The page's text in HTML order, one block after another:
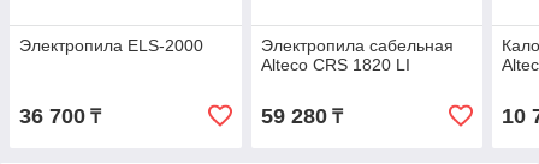
Электропила ELS-2000
36 700 ₸
Электропила сабельная
Alteco CRS 1820 LI
59 280₸ 10